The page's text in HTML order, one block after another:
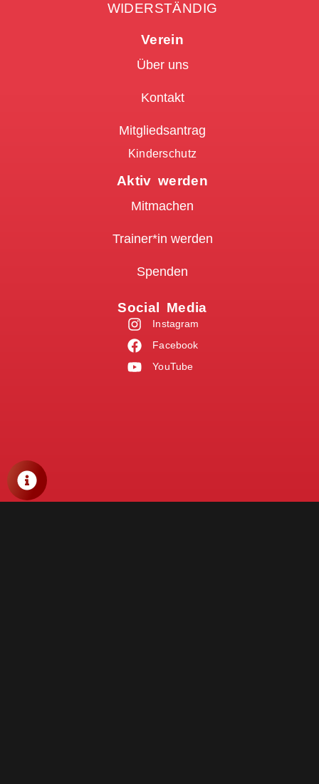
WIDERSTÄNDIG
Verein
Über uns
Kontakt
Mitgliedsantrag
Kinderschutz
Aktiv werden
Mitmachen
Trainer*in werden
Spenden
Social Media
Instagram
Facebook
YouTube